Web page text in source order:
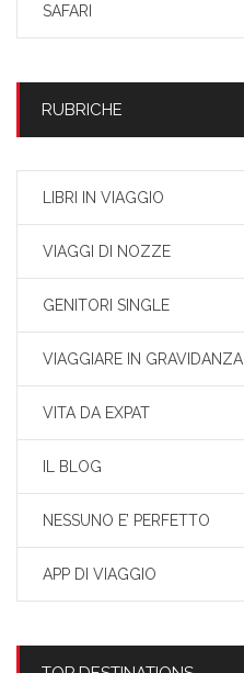
SAFARI
RUBRICHE
LIBRI IN VIAGGIO
VIAGGI DI NOZZE
GENITORI SINGLE
VIAGGIARE IN GRAVIDANZA
VITA DA EXPAT
IL BLOG
NESSUNO E’ PERFETTO
APP DI VIAGGIO